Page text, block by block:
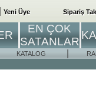
Yeni Üye Sipariş
EN ÇOK
SATANLAR
KATALOG